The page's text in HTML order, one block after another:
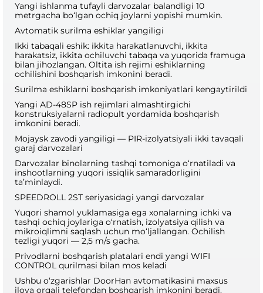
Yangi ishlanma tufayli darvozalar balandligi 10
metrgacha bo‘lgan ochiq joylarni yopishi mumkin.
Avtomatik surilma eshiklar yangiligi
Ikki tabaqali eshik: ikkita harakatlanuvchi, ikkita
harakatsiz, ikkita ochiluvchi tabaqa va yuqorida framuga
bilan jihozlangan. Oltita ish rejimi eshiklarning
ochilishini boshqarish imkonini beradi.
Surilma eshiklarni boshqarish imkoniyatlari kengaytirildi
Yangi AD-48SP ish rejimlari almashtirgichi
konstruksiyalarni radiopult yordamida boshqarish
imkonini beradi.
Mojaysk zavodi yangiligi — PIR-izolyatsiyali ikki tavaqali
garaj darvozalari
Darvozalar binolarning tashqi tomoniga o‘rnatiladi va
inshootlarning yuqori issiqlik samaradorligini
ta’minlaydi.
SPEEDROLL 2ST seriyasidagi yangi darvozalar
Yuqori shamol yuklamasiga ega xonalarning ichki va
tashqi ochiq joylariga o‘rnatish, izolyatsiya qilish va
mikroiqlimni saqlash uchun mo‘ljallangan. Ochilish
tezligi yuqori — 2,5 m/s gacha.
Privodlarni boshqarish platalari endi yangi WIFI
CONTROL qurilmasi bilan mos keladi
Ushbu o‘zgarishlar DoorHan avtomatikasini maxsus
ilova orqali telefondan boshqarish imkonini beradi.